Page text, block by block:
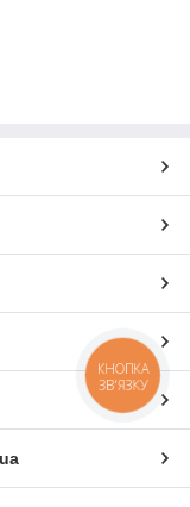
КНОПКА
ЗВ'ЯЗКУ